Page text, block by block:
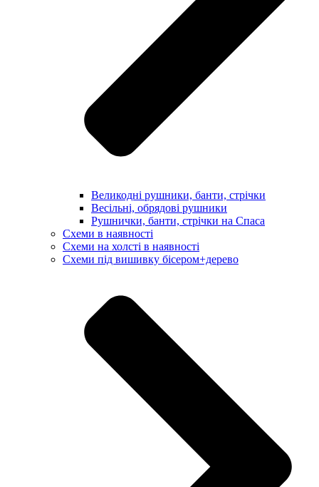
Великодні рушники, банти, стрічки
Весільні, обрядові рушники
Рушнички, банти, стрічки на Спаса
Схеми в наявності
Схеми на холсті в наявності
Схеми під вишивку бісером+дерево